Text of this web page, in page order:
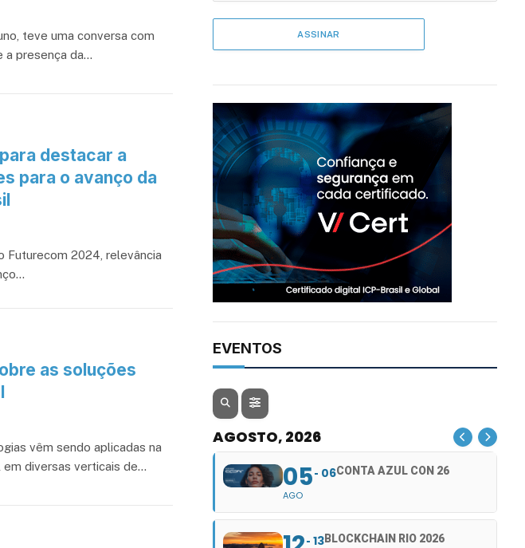
teve uma conversa com
a presença da…
destacar a
para o avanço da
Futurecom 2024, relevância
as soluções
vêm sendo aplicadas na
diversas verticais de…
EVENTOS
AGOSTO, 2026
05
AGO
06CONTA AZUL CON 26
13BLOCKCHAIN RIO 2026